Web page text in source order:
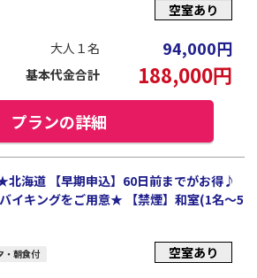
空室あり
大人１名 94,000円
基本代金合計 188,000円
プランの詳細
北海道 【早期申込】60日前までがお得♪
イキングをご用意★ 【禁煙】和室(1名～5
・朝食付 空室あり